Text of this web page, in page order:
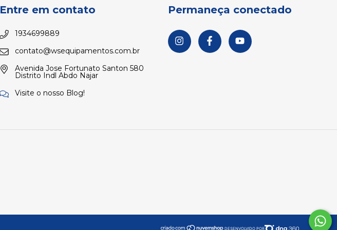
Entre em contato
1934699889
contato@wsequipamentos.com.br
Avenida Jose Fortunato Santon 580
Distrito Indl Abdo Najar
Visite o nosso Blog!
Permaneça conectado
DESENVOLVIDO POR